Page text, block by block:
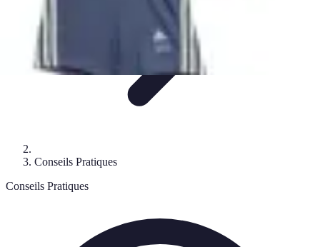
Conseils Pratiques
Conseils Pratiques